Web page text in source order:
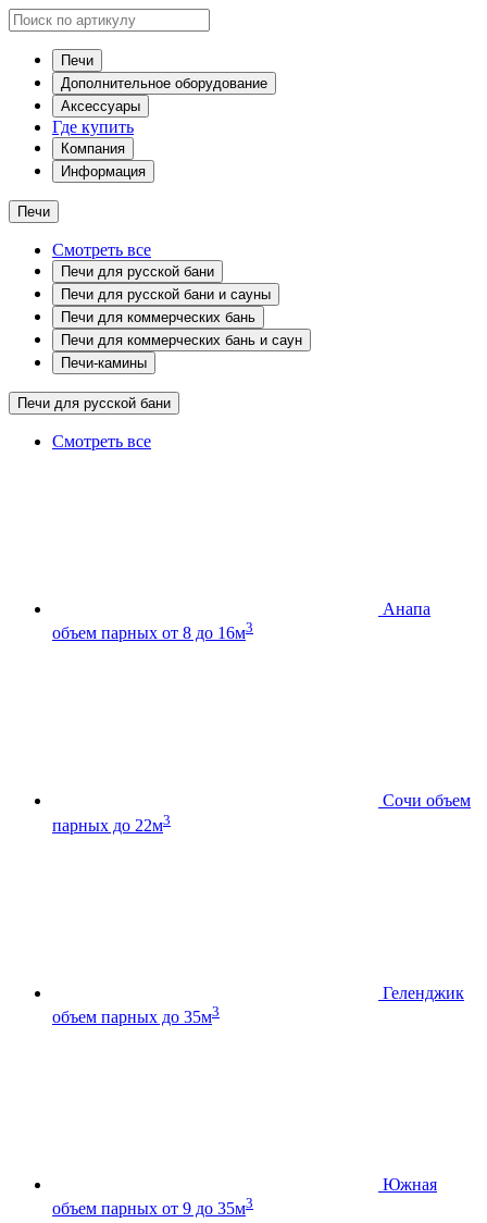
Печи
Дополнительное оборудование
Аксессуары
Где купить
Компания
Информация
Печи
Смотреть все
Печи для русской бани
Печи для русской бани и сауны
Печи для коммерческих бань
Печи для коммерческих бань и саун
Печи-камины
Печи для русской бани
Смотреть все
Анапа
объем парных от 8 до 16м3
Сочи объем
парных до 22м3
Геленджик
объем парных до 35м3
Южная
объем парных от 9 до 35м3